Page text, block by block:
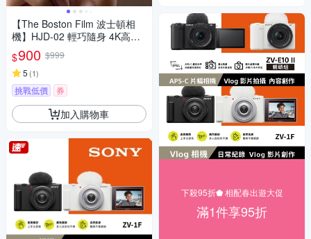
【The Boston Film 波士頓相
機】HJD-02 輕巧隨身 4K高畫
質迷你單眼數位相機
$900 $999
5 (1)
挑戰低價 券
加入購物車
下殺95折⬟ 相配春出遊大促
滿1件享95折